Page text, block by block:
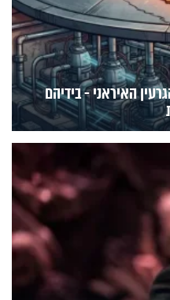
האיראני - בידיהם